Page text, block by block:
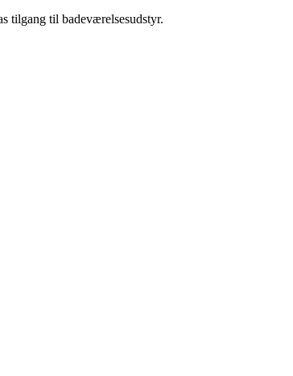
tilgang til badeværelsesudstyr.